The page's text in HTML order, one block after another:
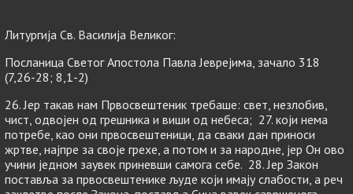
Литургија Св. Василија Великог:
Посланица Светог Апостола Павла Јеврејима, зачало 318
(7,26-28; 8,1-2)
26. Јер такав нам Првосвештеник требаше: свет, незлобив,
чист, одвојен од грешника и виши од небеса; 27. који нема
потребе, као они првосвештеници, да сваки дан приноси
жртве, најпре за своје грехе, а потом и за народне, јер Он ово
учини једном заувек приневши самога себе. 28. Јер Закон
поставља за првосвештенике људе који имају слабости, а реч